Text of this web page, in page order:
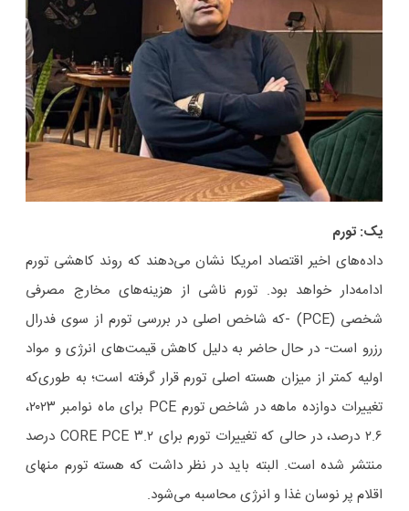
یک: تورم
داده‌های اخیر اقتصاد امریکا نشان می‌دهند که روند کاهشی تورم
ادامه‌دار خواهد بود. تورم ناشی از هزینه‌های مخارج مصرفی
شخصی (PCE) -که شاخص اصلی در بررسی تورم از سوی فدرال
رزرو است- در حال حاضر به دلیل کاهش قیمت‌های انرژی و مواد
اولیه کمتر از میزان هسته اصلی تورم قرار گرفته است؛ به طوری‌که
تغییرات دوازده ماهه در شاخص تورم PCE برای ماه نوامبر ۲۰۲۳،
۲.۶ درصد، در حالی که تغییرات تورم برای CORE PCE ۳.۲ درصد
منتشر شده است. البته باید در نظر داشت که هسته تورم منهای
اقلام پر نوسان غذا و انرژی محاسبه می‌شود.